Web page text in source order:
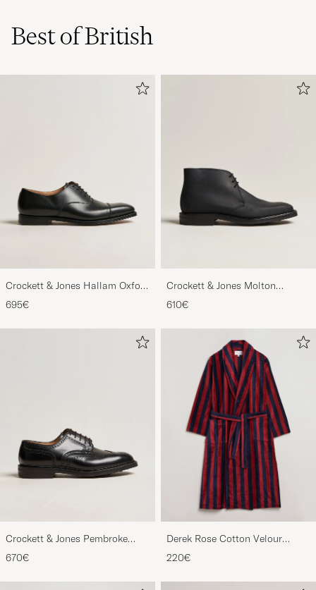
Best of British
Crockett & Jones Hallam Oxford
Black Calf
695€
Crockett & Jones Molton
Chukka Black Rough-Out Suede
610€
Crockett & Jones Pembroke
Derbys Black Calf
670€
Derek Rose Cotton Velour
Striped Gown Red/Blue
220€